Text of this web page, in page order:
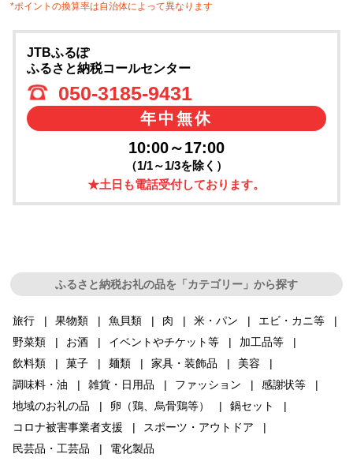
*ポイントの換算率は自治体によって異なります
JTBふるぽ
ふるさと納税コールセンター
050-3185-9431
年中無休
10:00～17:00
（1/1～1/3を除く）
★土日も電話受付しております。
ふるさと納税お礼の品を「カテゴリー」から探す
旅行 果物類 魚貝類 肉 米・パン
エビ・カニ等
野菜類
お酒 イベントやチケット等
加工品等
飲料類
菓子 麺類 家具・装飾品
美容
調味料・油
雑貨・日用品 ファッション
感謝状等
地域のお礼の品
卵（鶏、烏骨鶏等）
鍋セット
コロナ被害事業者支援
スポーツ・アウトドア
民芸品・工芸品
電化製品